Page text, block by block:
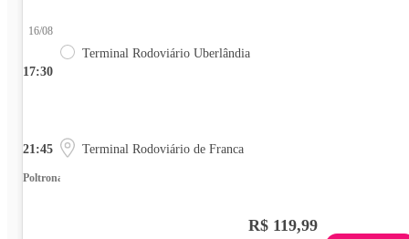
17:30
16/08
Terminal Rodoviário Uberlândia
21:45 Terminal Rodoviário de Franca
Poltrona
R$ 119,99